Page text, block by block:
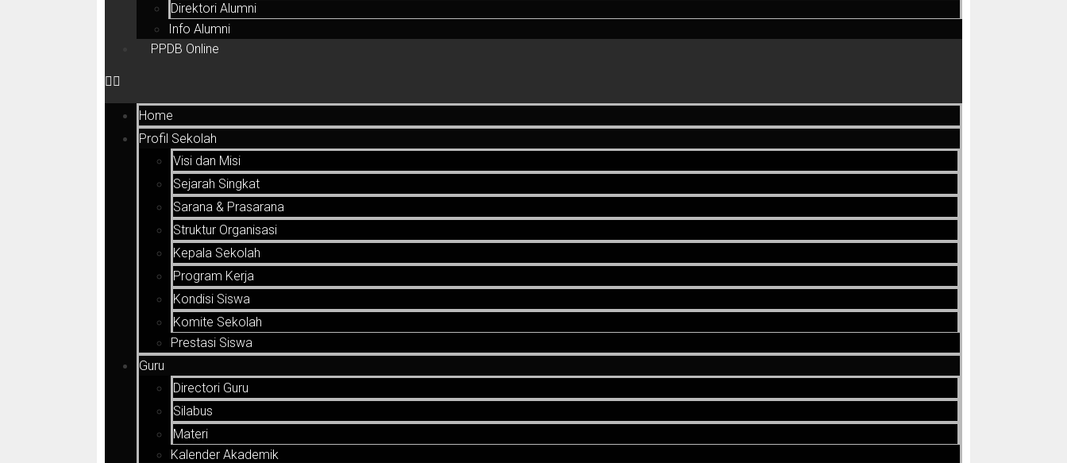
Direktori Alumni
Info Alumni
PPDB Online
Home
Profil Sekolah
Visi dan Misi
Sejarah Singkat
Sarana & Prasarana
Struktur Organisasi
Kepala Sekolah
Program Kerja
Kondisi Siswa
Komite Sekolah
Prestasi Siswa
Guru
Directori Guru
Silabus
Materi
Kalender Akademik